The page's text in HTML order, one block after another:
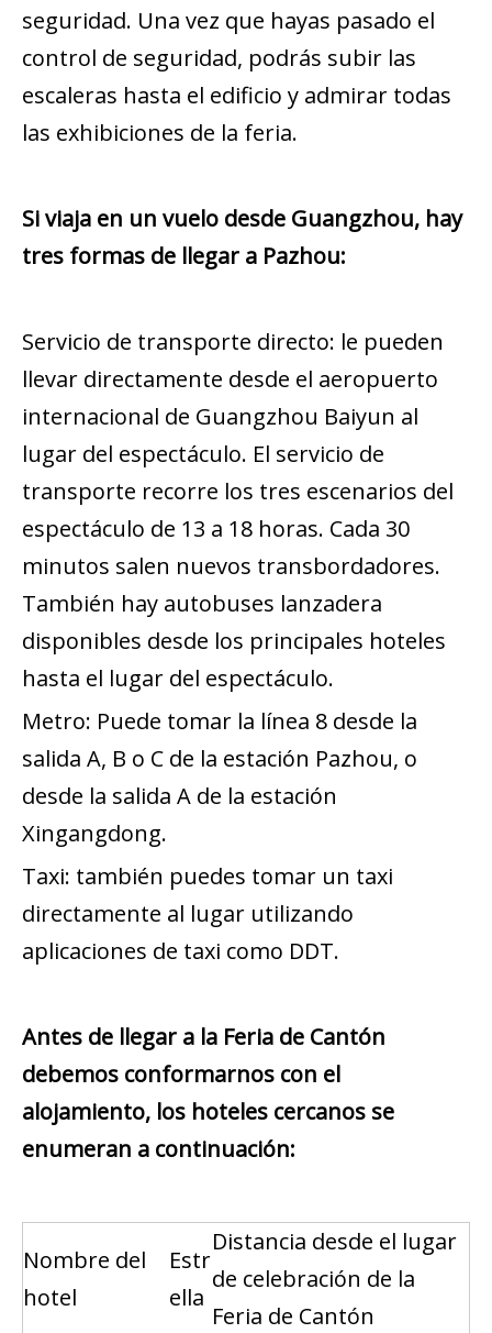
seguridad. Una vez que hayas pasado el
control de seguridad, podrás subir las
escaleras hasta el edificio y admirar todas
las exhibiciones de la feria.
Si viaja en un vuelo desde Guangzhou, hay
tres formas de llegar a Pazhou:
Servicio de transporte directo: le pueden
llevar directamente desde el aeropuerto
internacional de Guangzhou Baiyun al
lugar del espectáculo. El servicio de
transporte recorre los tres escenarios del
espectáculo de 13 a 18 horas. Cada 30
minutos salen nuevos transbordadores.
También hay autobuses lanzadera
disponibles desde los principales hoteles
hasta el lugar del espectáculo.
Metro: Puede tomar la línea 8 desde la
salida A, B o C de la estación Pazhou, o
desde la salida A de la estación
Xingangdong.
Taxi: también puedes tomar un taxi
directamente al lugar utilizando
aplicaciones de taxi como DDT.
Antes de llegar a la Feria de Cantón
debemos conformarnos con el
alojamiento, los hoteles cercanos se
enumeran a continuación:
Nombre del
hotel
Estr
ella
Distancia desde el lugar
de celebración de la
Feria de Cantón